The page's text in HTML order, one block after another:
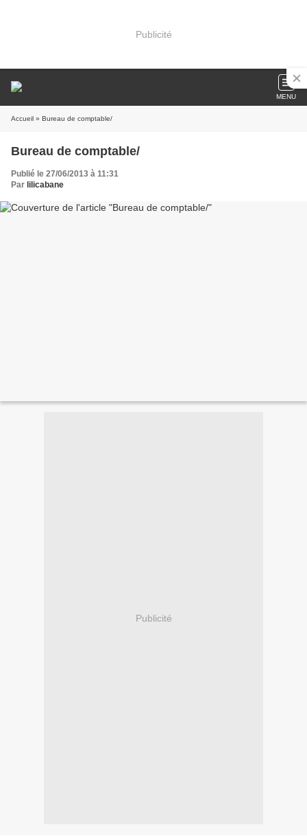
Publicité
MENU
Accueil » Bureau de comptable/
Bureau de comptable/
Publié le 27/06/2013 à 11:31
Par lilicabane
Publicité